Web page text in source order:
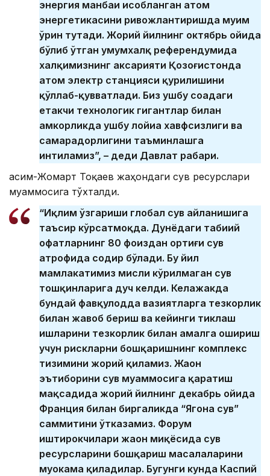
энергия манбаи ҳисобланган атом
энергетикасини ривожлантиришда муҳим
ўрин тутади. Жорий йилнинг октябрь ойида
бўлиб ўтган умумхалқ референдумида
халқимизнинг аксарияти Қозоғистонда
атом электр станцияси қурилишини
қўллаб-қувватлади. Биз ушбу соҳадаги
етакчи технологик гигантлар билан
ҳамкорликда ушбу лойиҳа хавфсизлиги ва
самарадорлигини таъминлашга
интиламиз”, – деди Давлат раҳбари.
Қасим-Жомарт Тоқаев жаҳондаги сув ресурслари
муаммосига тўхталди.
“Иқлим ўзгариши глобал сув айланишига
таъсир кўрсатмоқда. Дунёдаги табиий
офатларнинг 80 фоиздан ортиғи сув
атрофида содир бўлади. Бу йил
мамлакатимиз мисли кўрилмаган сув
тошқинларига дуч келди. Келажакда
бундай фавқулодда вазиятларга тезкорлик
билан жавоб бериш ва кейинги тиклаш
ишларини тезкорлик билан амалга ошириш
учун рискларни бошқаришнинг комплекс
тизимини жорий қиламиз. Жаҳон
эътиборини сув муаммосига қаратиш
мақсадида жорий йилнинг декабрь ойида
Франция билан биргаликда “Ягона сув”
саммитини ўтказамиз. Форум
иштирокчилари жаҳон миқёсида сув
ресурсларини бошқариш масалаларини
муҳокама қиладилар. Бугунги кунда Каспий